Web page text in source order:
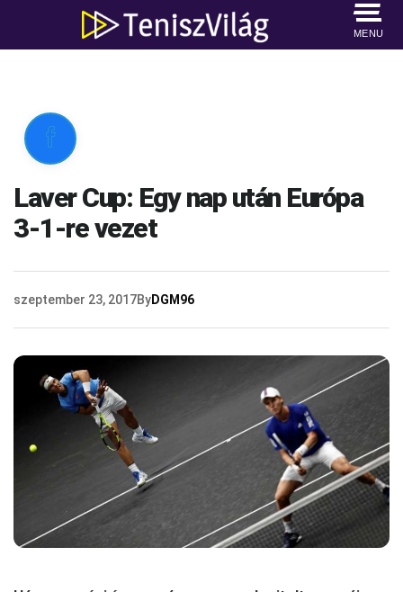
MENU

Laver Cup: Egy nap után Európa
3-1-re vezet
szeptember 23, 2017ByDGM96